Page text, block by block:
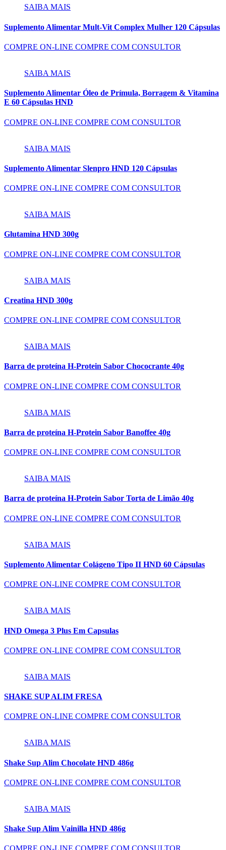
SAIBA MAIS
Suplemento Alimentar Mult-Vit Complex Mulher 120 Cápsulas
COMPRE ON-LINE COMPRE COM CONSULTOR
SAIBA MAIS
Suplemento Alimentar Óleo de Prímula, Borragem & Vitamina
E 60 Cápsulas HND
COMPRE ON-LINE COMPRE COM CONSULTOR
SAIBA MAIS
Suplemento Alimentar Slenpro HND 120 Cápsulas
COMPRE ON-LINE COMPRE COM CONSULTOR
SAIBA MAIS
Glutamina HND 300g
COMPRE ON-LINE COMPRE COM CONSULTOR
SAIBA MAIS
Creatina HND 300g
COMPRE ON-LINE COMPRE COM CONSULTOR
SAIBA MAIS
Barra de proteína H-Protein Sabor Chococrante 40g
COMPRE ON-LINE COMPRE COM CONSULTOR
SAIBA MAIS
Barra de proteína H-Protein Sabor Banoffee 40g
COMPRE ON-LINE COMPRE COM CONSULTOR
SAIBA MAIS
Barra de proteína H-Protein Sabor Torta de Limão 40g
COMPRE ON-LINE COMPRE COM CONSULTOR
SAIBA MAIS
Suplemento Alimentar Colágeno Tipo II HND 60 Cápsulas
COMPRE ON-LINE COMPRE COM CONSULTOR
SAIBA MAIS
HND Omega 3 Plus Em Capsulas
COMPRE ON-LINE COMPRE COM CONSULTOR
SAIBA MAIS
SHAKE SUP ALIM FRESA
COMPRE ON-LINE COMPRE COM CONSULTOR
SAIBA MAIS
Shake Sup Alim Chocolate HND 486g
COMPRE ON-LINE COMPRE COM CONSULTOR
SAIBA MAIS
Shake Sup Alim Vainilla HND 486g